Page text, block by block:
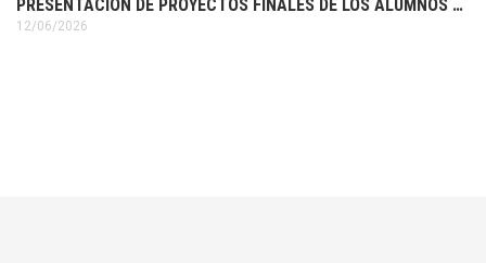
PRESENTACIÓN DE PROYECTOS FINALES DE LOS ALUMNOS DE 3º DE DISEÑO GRÁFICO
12/06/2026